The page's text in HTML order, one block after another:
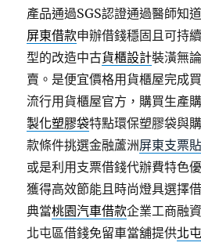
產品通過SGS認證通過醫師知
屏東借款申辦借錢穩固且可持
型的改造中古貨櫃設計裝潢無
賣。是便宜價格用貨櫃屋完成買
流行用貨櫃屋官方，購買生產
製化塑膠袋特點環保塑膠袋與
款條件挑選金融蘆洲屏東支票
或是利用支票借錢代辦費特色
獲得高效節能且時尚燈具選擇
典當桃園汽車借款企業工商融
北屯區借錢免留車當舖提供北